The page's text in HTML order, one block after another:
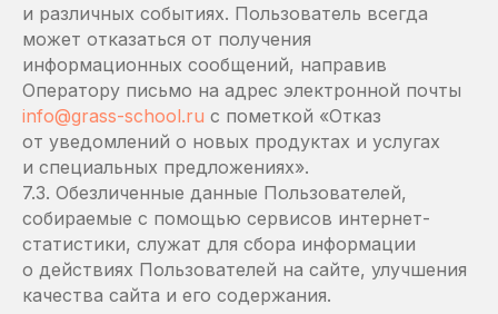
и различных событиях. Пользователь всегда
может отказаться от получения
информационных сообщений, направив
Оператору письмо на адрес электронной почты
info@grass-school.ru с пометкой «Отказ
от уведомлений о новых продуктах и услугах
и специальных предложениях».
7.3. Обезличенные данные Пользователей,
собираемые с помощью сервисов интернет-
статистики, служат для сбора информации
о действиях Пользователей на сайте, улучшения
качества сайта и его содержания.